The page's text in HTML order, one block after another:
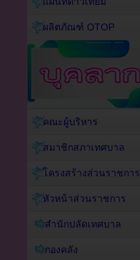
ผลิตภัณฑ์ OTOP
คณะผู้บริหาร
สมาชิกสภาเทศบาล
โครงสร้างส่วนราชการ
หัวหน้าส่วนราชการ
สำนักปลัดเทศบาล
กองคลัง